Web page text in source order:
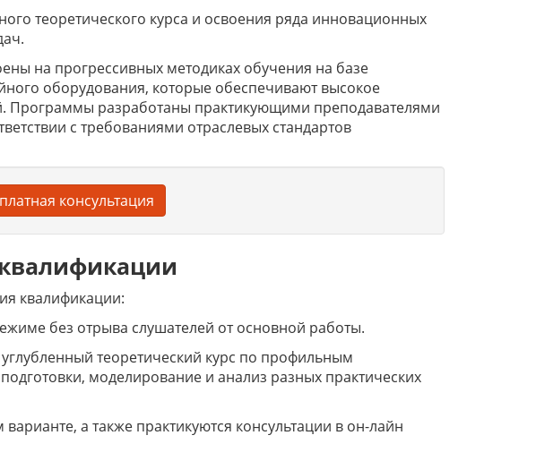
теоретического курса и освоения ряда инновационных
на прогрессивных методиках обучения на базе
оборудования, которые обеспечивают высокое
Программы разработаны практикующими преподавателями
с требованиями отраслевых стандартов
консультация
квалификации:
без отрыва слушателей от основной работы.
теоретический курс по профильным
моделирование и анализ разных практических
а также практикуются консультации в он-лайн